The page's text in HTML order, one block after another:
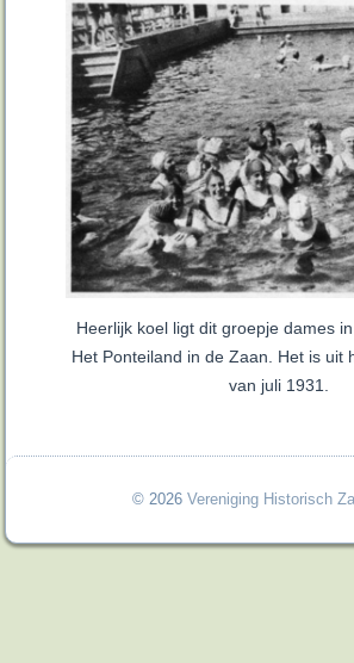
Heerlijk koel ligt dit groepje dames
Het Ponteiland in de Zaan. Het is uit
van juli 1931.
© 2026 Vereniging Historisch